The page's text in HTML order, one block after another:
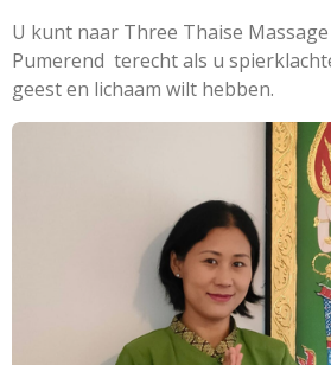
U kunt naar Three Thaise
Pumerend terecht als u
geest en lichaam wilt hebben.